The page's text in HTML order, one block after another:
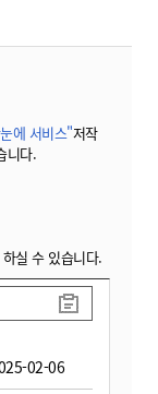
에 서비스"저작
니다.
실 수 있습니다.
02-06